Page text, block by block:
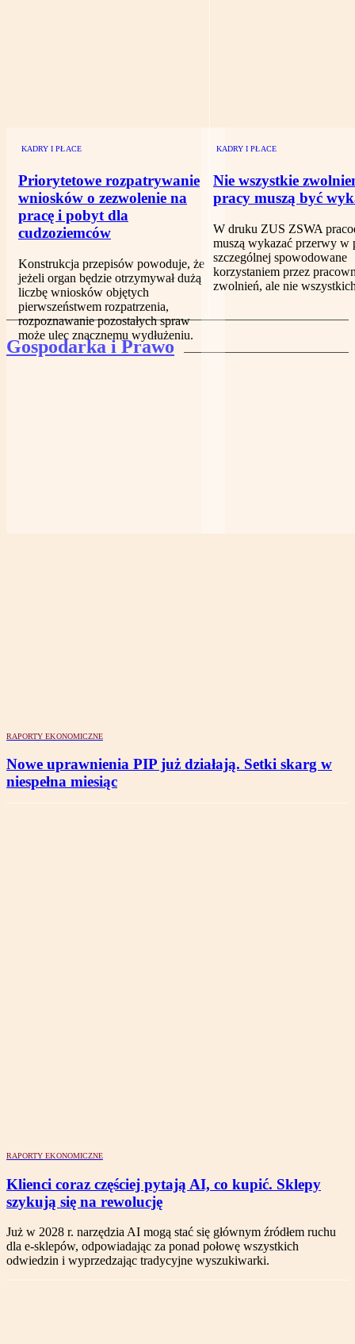
KADRY I PŁACE
Priorytetowe rozpatrywanie
wniosków o zezwolenie na
pracę i pobyt dla
cudzoziemców
Konstrukcja przepisów powoduje, że
jeżeli organ będzie otrzymywał dużą
liczbę wniosków objętych
pierwszeństwem rozpatrzenia,
rozpoznawanie pozostałych spraw
może ulec znacznemu wydłużeniu.
KADRY I PŁACE
Nie wszystkie
pracy muszą być
W druku ZUS ZSWA
muszą wykazać przerwy w
szczególnej spowodowane
korzystaniem przez
zwolnień, ale nie
Gospodarka i Prawo
RAPORTY EKONOMICZNE
Nowe uprawnienia PIP już działają. Setki skarg w
niespełna miesiąc
RAPORTY EKONOMICZNE
Klienci coraz częściej pytają AI, co kupić. Sklepy
szykują się na rewolucję
Już w 2028 r. narzędzia AI mogą stać się głównym źródłem ruchu
dla e-sklepów, odpowiadając za ponad połowę wszystkich
odwiedzin i wyprzedzając tradycyjne wyszukiwarki.